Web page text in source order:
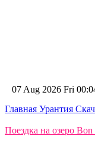
07 Aug 2026 Fri
Главная Урантия
Поездка на озеро Bon